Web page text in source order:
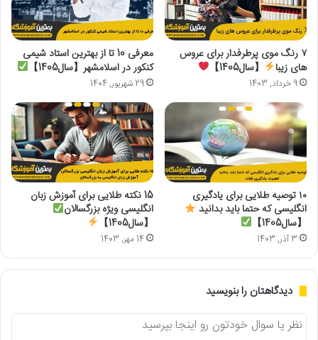
۷ رنگ موی پرطرفدار برای عروس
های زیبا
【سال1405】
9 خرداد, 1403
معرفی 10 تا از بهترین استاد شیمی
کنکور در اسلامشهر【سال1405】
29 شهریور, 1404
۱۰ توصیه طلایی برای یادگیری
انگلیسی که حتما باید بدانید
【سال1405】
3 آذر, 1403
15 نکته طلایی برای آموزش زبان
انگلیسی ویژه بزرگسالان
【سال1405】
14 مهر, 1403
دیدگاهتان را بنویسید
د